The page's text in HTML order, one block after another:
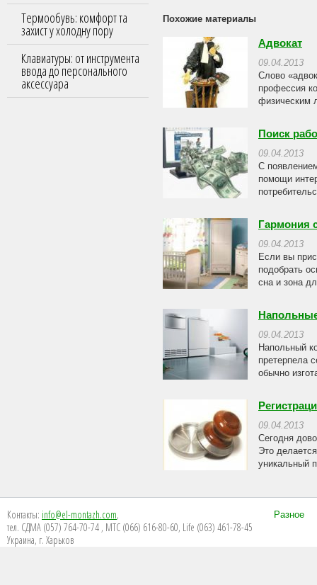
Термообувь: комфорт та
захист у холодну пору
Клавиатуры: от инструмента
ввода до персонального
аксессуара
Похожие материалы
Адвокат
09.04.2013
Слово
профессия
физическим
Поиск
09.04.2013
С
помощи
Гармония
09.04.2013
Если вы
подобрать
сна и зона
09.04.2013
Напольный
претерпела
обычно
09.04.2013
Сегодня
Это
уникальный
Контакты: info@el-montazh.com,
тел. СДМА (057) 764-70-74 , МТС (066) 616-80-60, Life (063) 461-78-45
Украина, г. Харьков
Разное